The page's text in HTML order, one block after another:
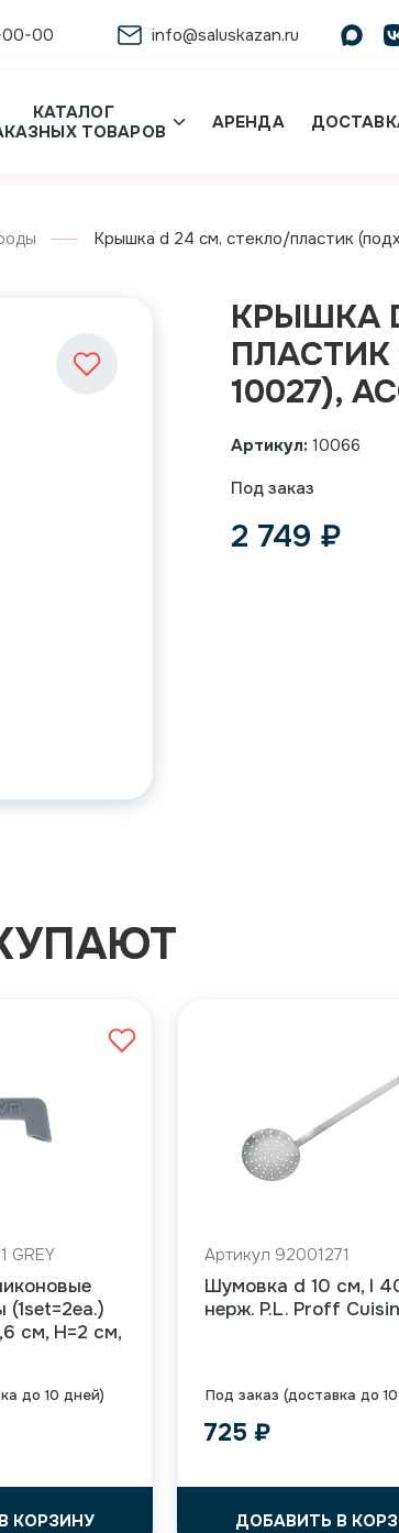
00-00 info@saluskazan.ru
КАТАЛОГ
ТОВАРОВ
АРЕНДА
Крышка d 24 см, стекло/пластик
КРЫШКА
ПЛАСТИК
10027),
Артикул: 10066
Под заказ
2 749 ₽
до 10 дней)
GREY
см, H=2 см,
КОРЗИНУ
Под заказ (доставка до
Артикул 92001271
Шумовка d 10 см, l
нерж. P.L. Proff
725 ₽
ДОБАВИТЬ В